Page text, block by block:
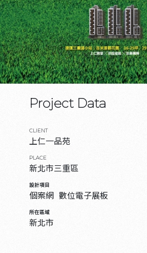
Project Data
CLIENT
上仁一品苑
PLACE
新北市三重區
設計項目
個案網 數位電子展板
所在區域
新北市